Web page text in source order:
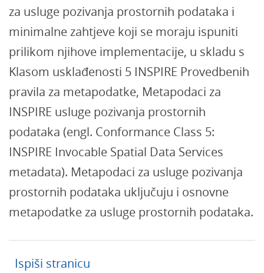
za usluge pozivanja prostornih podataka i
minimalne zahtjeve koji se moraju ispuniti
prilikom njihove implementacije, u skladu s
Klasom usklađenosti 5 INSPIRE Provedbenih
pravila za metapodatke, Metapodaci za
INSPIRE usluge pozivanja prostornih
podataka (engl. Conformance Class 5:
INSPIRE Invocable Spatial Data Services
metadata). Metapodaci za usluge pozivanja
prostornih podataka uključuju i osnovne
metapodatke za usluge prostornih podataka.
Ispiši stranicu